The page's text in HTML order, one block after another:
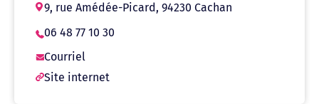
9, rue Amédée-Picard, 94230 Cachan
06 48 77 10 30
Courriel
Site internet